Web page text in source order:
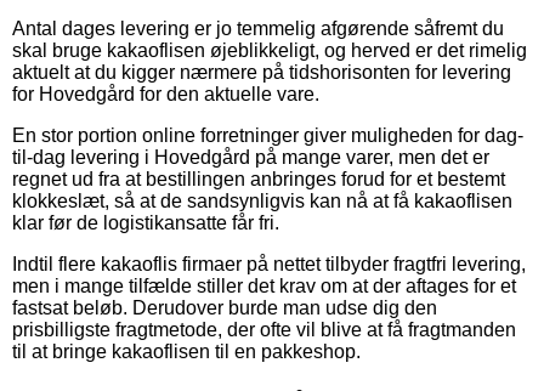
Antal dages levering er jo temmelig afgørende såfremt du
skal bruge kakaoflisen øjeblikkeligt, og herved er det rimelig
aktuelt at du kigger nærmere på tidshorisonten for levering
for Hovedgård for den aktuelle vare.
En stor portion online forretninger giver muligheden for dag-
til-dag levering i Hovedgård på mange varer, men det er
regnet ud fra at bestillingen anbringes forud for et bestemt
klokkeslæt, så at de sandsynligvis kan nå at få kakaoflisen
klar før de logistikansatte får fri.
Indtil flere kakaoflis firmaer på nettet tilbyder fragtfri levering,
men i mange tilfælde stiller det krav om at der aftages for et
fastsat beløb. Derudover burde man udse dig den
prisbilligste fragtmetode, der ofte vil blive at få fragtmanden
til at bringe kakaoflisen til en pakkeshop.